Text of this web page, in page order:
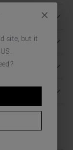
site, but it
US.